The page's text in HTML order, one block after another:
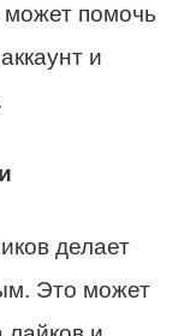
может помочь
и
делает
Это может